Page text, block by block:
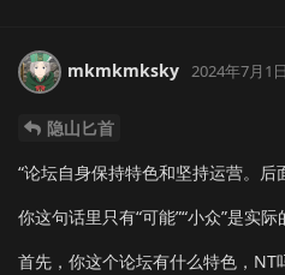
mkmkmksky 2024年7月1日
隐山匕首
“论坛自身保持特色和坚持运营。后
你这句话里只有“可能”“小众”是实际
首先，你这个论坛有什么特色，